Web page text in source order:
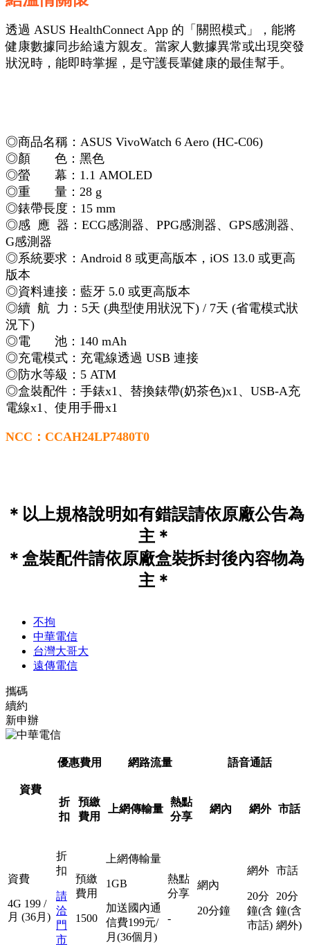
透過 ASUS HealthConnect App 的「關照模式」，能將
健康數據同步給遠方親友。當家人數據異常或出現突發
狀況時，能即時掌握，是守護長輩健康的最佳幫手。
◎商品名稱：ASUS VivoWatch 6 Aero (HC-C06)
◎顏 色：黑色
◎螢 幕：1.1 AMOLED
◎重 量：28 g
◎錶帶長度：15 mm
◎感 應 器：ECG感測器、PPG感測器、GPS感測器、
G感測器
◎系統要求：Android 8 或更高版本，iOS 13.0 或更高
版本
◎資料連接：藍牙 5.0 或更高版本
◎續 航 力：5天 (典型使用狀況下) / 7天 (省電模式狀
況下)
◎電 池：140 mAh
◎充電模式：充電線透過 USB 連接
◎防水等級：5 ATM
◎盒裝配件：手錶x1、替換錶帶(奶茶色)x1、USB-A充
電線x1、使用手冊x1
NCC：CCAH24LP7480T0
＊以上規格說明如有錯誤請依原廠公告為
主＊
＊盒裝配件請依原廠盒裝拆封後內容物為
主＊
不拘
中華電信
台灣大哥大
遠傳電信
攜碼
續約
新申辦
資費
優惠費用 網路流量 語音通話
折
扣
預繳
費用
上網傳輸量
熱點
分享
網內 網外 市話
資費
4G 199 /
月 (36月)
折
扣
請
洽
門
市
預繳
費用
1500
上網傳輸量
1GB
加送國內通
信費199元/
月(36個月)
熱點
分享
-
網內
20分鐘
網外
20分
鐘(含
市話)
市話
20分
鐘(含
網外)